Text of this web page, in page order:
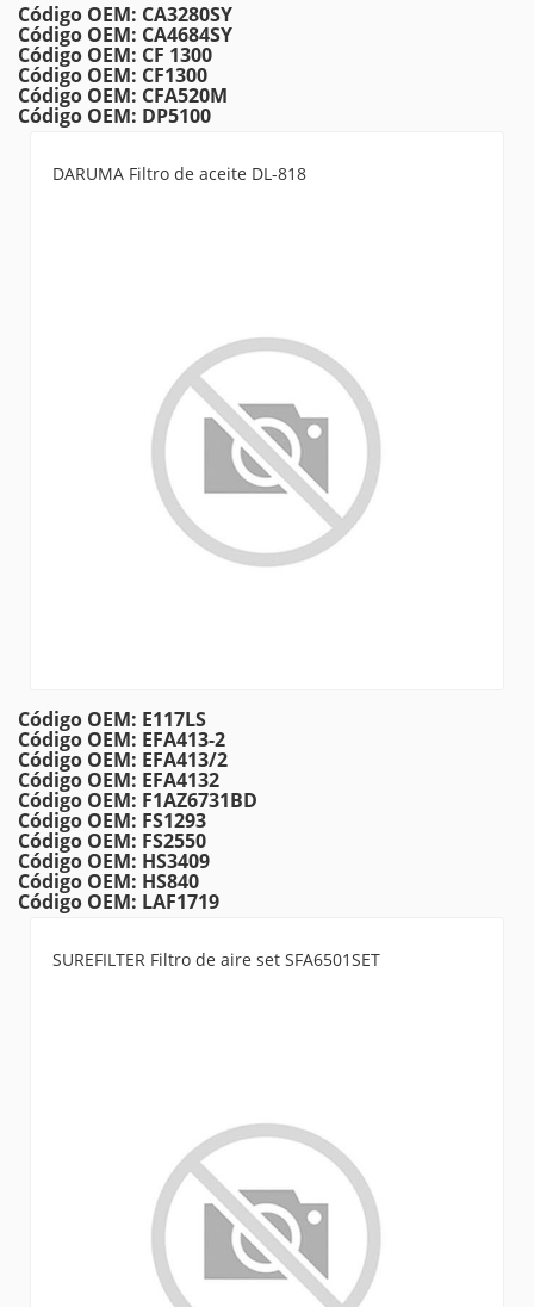
Código OEM: CA3280SY
Código OEM: CA4684SY
Código OEM: CF 1300
Código OEM: CF1300
Código OEM: CFA520M
Código OEM: DP5100
DARUMA Filtro de aceite DL-818
Código OEM: E117LS
Código OEM: EFA413-2
Código OEM: EFA413/2
Código OEM: EFA4132
Código OEM: F1AZ6731BD
Código OEM: FS1293
Código OEM: FS2550
Código OEM: HS3409
Código OEM: HS840
Código OEM: LAF1719
SUREFILTER Filtro de aire set SFA6501SET